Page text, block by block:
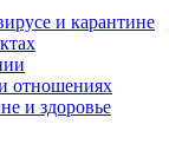
и карантине
отношениях
и здоровье